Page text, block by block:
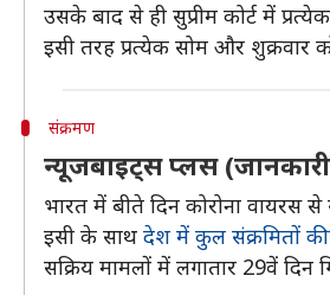
उसके बाद से ही सुप्रीम कोर्ट में
इसी तरह प्रत्येक सोम और शुक्रवार
संक्रमण
न्यूजबाइट्स प्लस
भारत में बीते दिन कोरोना वायरस
इसी के साथ देश में कुल संक्रमितों की
सक्रिय मामलों में लगातार 29वें